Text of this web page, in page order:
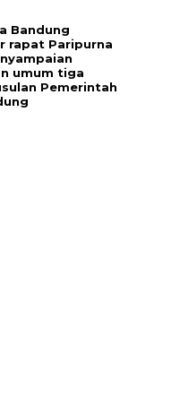
Bandung
rapat Paripurna
umum tiga
Pemerintah